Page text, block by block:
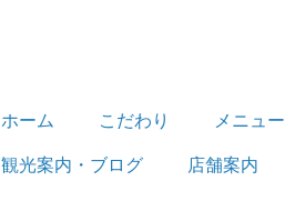
ホーム こだわり メニュー
観光案内・ブログ 店舗案内